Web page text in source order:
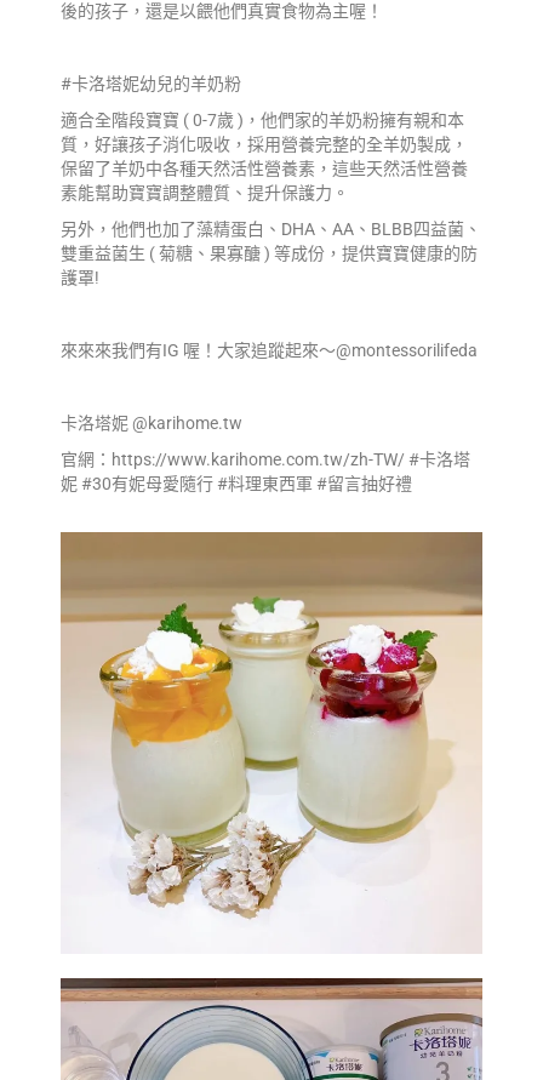
後的孩子，還是以餵他們真實食物為主喔！
#卡洛塔妮幼兒的羊奶粉
適合全階段寶寶 ( 0-7歲 )，他們家的羊奶粉擁有親和本
質，好讓孩子消化吸收，採用營養完整的全羊奶製成，
保留了羊奶中各種天然活性營養素，這些天然活性營養
素能幫助寶寶調整體質、提升保護力。
另外，他們也加了藻精蛋白、DHA、AA、BLBB四益菌、
雙重益菌生 ( 菊糖、果寡醣 ) 等成份，提供寶寶健康的防
護罩!
來來來我們有IG 喔！大家追蹤起來～@montessorilifeda
卡洛塔妮 @karihome.tw
官網：https://www.karihome.com.tw/zh-TW/ #卡洛塔
妮 #30有妮母愛隨行 #料理東西軍 #留言抽好禮